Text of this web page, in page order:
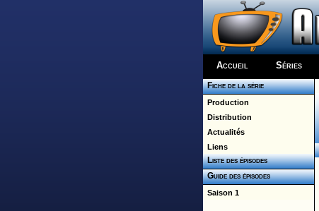
Accueil Séries
Fiche de la série
Production
Distribution
Actualités
Liens
Liste des épisodes
Guide des épisodes
Saison 1